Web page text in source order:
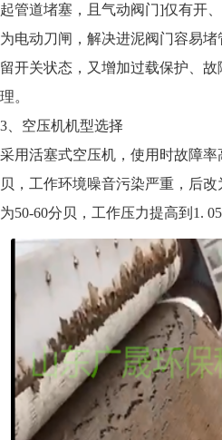
起管道堵塞，且气动阀门]仅有开
为电动刀闸，解决进泥阀门容易
留开关状态，又增加过载保护、
理。
3、空压机机型选择
采用活塞式空压机，使用时故障
贝，工作环境噪音污染严重，后
为50-60分贝，工作压力提高到1.